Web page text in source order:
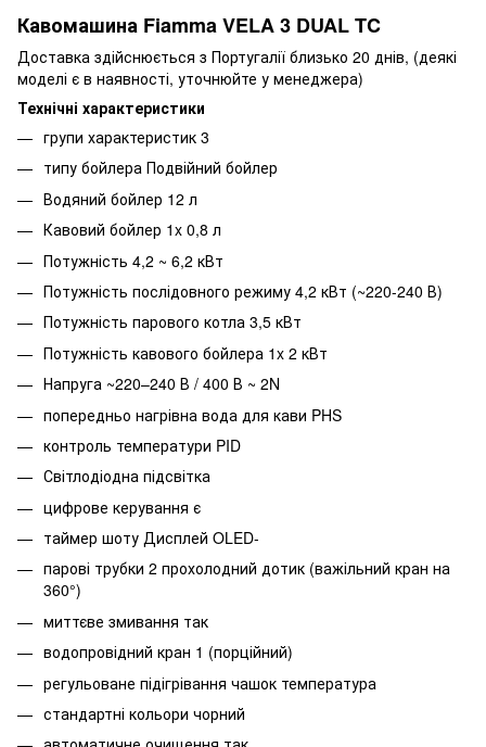
Кавомашина Fiamma VELA 3 DUAL TC
Доставка здійснюється з Португалії близько 20 днів, (деякі
моделі є в наявності, уточнюйте у менеджера)
Технічні характеристики
групи характеристик 3
типу бойлера Подвійний бойлер
Водяний бойлер 12 л
Кавовий бойлер 1x 0,8 л
Потужність 4,2 ~ 6,2 кВт
Потужність послідовного режиму 4,2 кВт (~220-240 В)
Потужність парового котла 3,5 кВт
Потужність кавового бойлера 1x 2 кВт
Напруга ~220–240 В / 400 В ~ 2N
попередньо нагрівна вода для кави PHS
контроль температури PID
Світлодіодна підсвітка
цифрове керування є
таймер шоту Дисплей OLED-
парові трубки 2 прохолодний дотик (важільний кран на
360°)
миттєве змивання так
водопровідний кран 1 (порційний)
регульоване підігрівання чашок температура
стандартні кольори чорний